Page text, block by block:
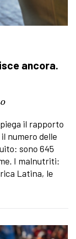
ancora.
il rapporto
numero delle
sono 645
I malnutriti:
Latina, le